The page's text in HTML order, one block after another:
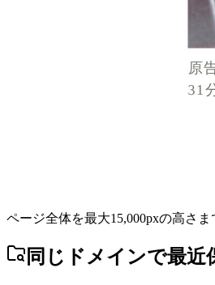
ページ全体を最大15,000pxの高さ
同じドメインで最近